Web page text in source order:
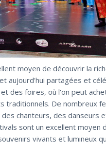
moyen de découvrir la
aujourd'hui partagées et
des foires, où l'on peut
traditionnels. De nombreux
chanteurs, des danseurs
sont un excellent moyen
vivants et lumineux